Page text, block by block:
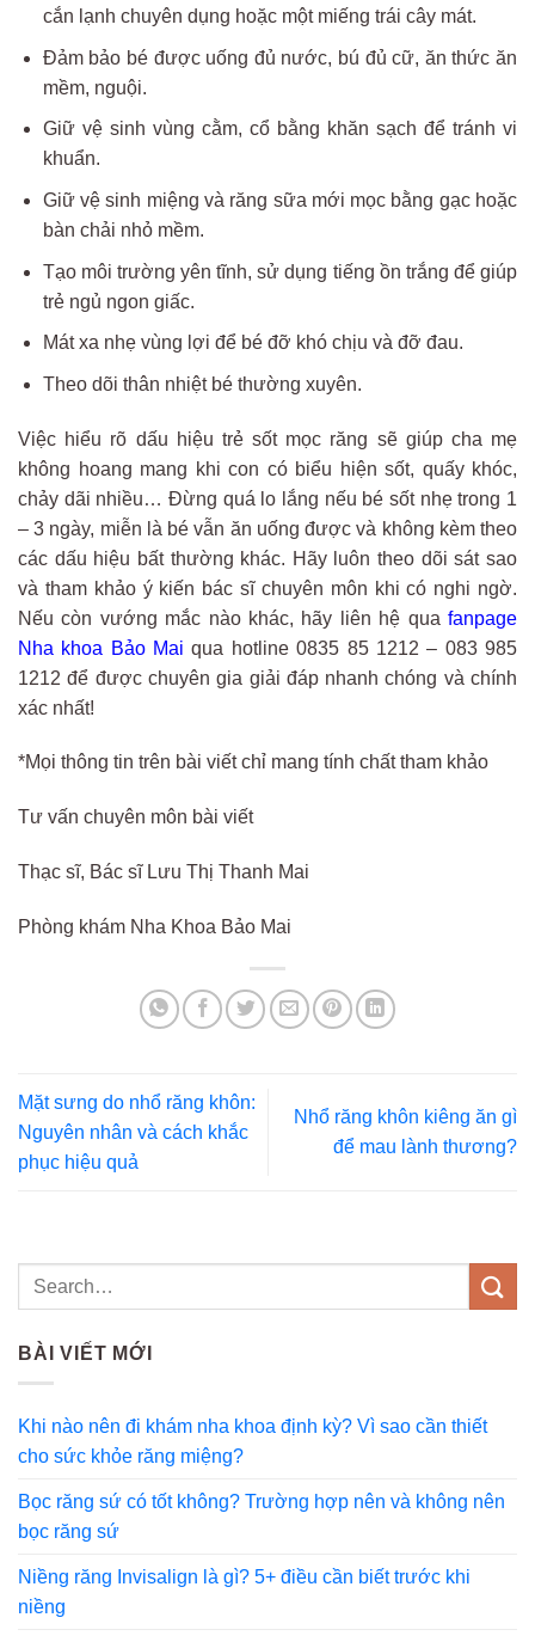
cắn lạnh chuyên dụng hoặc một miếng trái cây mát.
Đảm bảo bé được uống đủ nước, bú đủ cữ, ăn thứcăn
mềm, nguội.
Giữ vệ sinh vùng cằm, cổ bằng khăn sạch để tránh vi
khuẩn.
Giữ vệ sinh miệng và răng sữa mới mọc bằng gạc hoặc
bàn chải nhỏ mềm.
Tạo môi trường yên tĩnh, sử dụng tiếng ồn trắng để giúp
trẻ ngủ ngon giấc.
Mát xa nhẹ vùng lợi để bé đỡ khó chịu và đỡ đau.
Theo dõi thân nhiệt béthường xuyên.
Việc hiểu rõ dấu hiệu trẻsốt mọc răng sẽ giúpcha mẹ
không hoang mang khi con có biểu hiện sốt, quấy khóc,
chảy dãi nhiều…Đừng quá lo lắng nếu bé sốt nhẹ trong 1
– 3 ngày, miễn à bé vẫn ăn uống đượcvà không kèm theo
các dấu hiệu bấtthường khác. Hãy luôn theo dõi sát sao
và thamkhảo ý kiến bác sĩchuyên môn khi có nghi ngờ.
Nếu còn vướng mắc nào khác, hãy liên hệ qua fanpage
Nha khoa Bảo Mai qua hotline 0835 85 1212 – 083 985
1212để được chuyên gia giải đáp nhanh chóng và chính
xác nhất!
*Mọi thông tin trên bài viết chỉ mang tính chất tham khảo
Tư vấn chuyên môn bài viết
Thạc sĩ, Bác sĩ Lưu Thị Thanh Mai
Phòng khám Nha Khoa Bảo Mai
Mặt sưng do nhổ răng khôn:
Nguyên nhân và cách khắc
phục hiệu quả
Nhổ răng khôn kiêng ăn gì
để mau lành thương?
BÀI VIẾT MỚI
Khi nào nên đi khám nha khoa định kỳ? Vì sao cần thiết
cho sức khỏe răng miệng?
Bọc răng sứ có tốt không? Trường hợp nên và không nên
bọc răng sứ
Niềng răng Invisalign là gì? 5+ điều cần biết trước khi
niềng